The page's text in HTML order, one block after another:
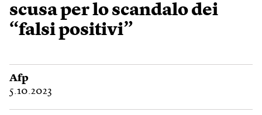
scusa per lo scandalo dei
“falsi positivi”
Afp
5.10.2023